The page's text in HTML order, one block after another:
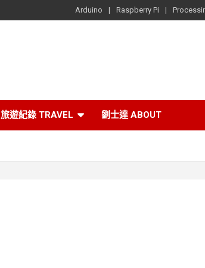
Arduino Raspberry Pi
旅遊紀錄 TRAVEL 劉士達 ABOUT